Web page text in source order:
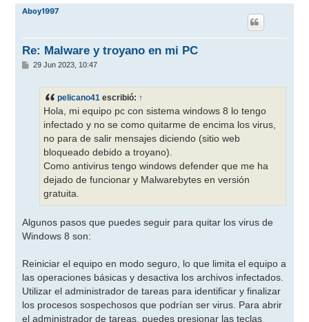
r
Aboy1997
Re: Malware y troyano en mi PC
M
29 Jun 2023, 10:47
pelicano41 escribió: ↑
Hola, mi equipo pc con sistema windows 8 lo tengo
infectado y no se como quitarme de encima los virus,
no para de salir mensajes diciendo (sitio web
bloqueado debido a troyano).
Como antivirus tengo windows defender que me ha
dejado de funcionar y Malwarebytes en versión
gratuita.
Algunos pasos que puedes seguir para quitar los virus de
Windows 8 son:
Reiniciar el equipo en modo seguro, lo que limita el equipo a
las operaciones básicas y desactiva los archivos infectados.
Utilizar el administrador de tareas para identificar y finalizar
los procesos sospechosos que podrían ser virus. Para abrir
el administrador de tareas, puedes presionar las teclas